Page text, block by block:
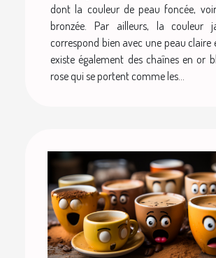
dont la couleur de peau foncée,
bronzée. Par ailleurs, la couleur
correspond bien avec une peau claire
existe également des chaînes en or
rose qui se portent comme les...